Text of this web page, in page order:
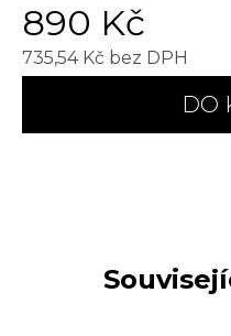
890 Kč
735,54 Kč bez DPH
DO